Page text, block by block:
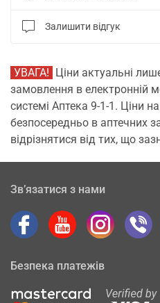
Залишити відгук
УВАГА! Ціни актуальні
замовлення в електронній
системі Аптека 9-1-1. Ціни
безпосередньо в аптечних
відрізнятися від тих, що
Зв’язатися з нами
Безпека платежів